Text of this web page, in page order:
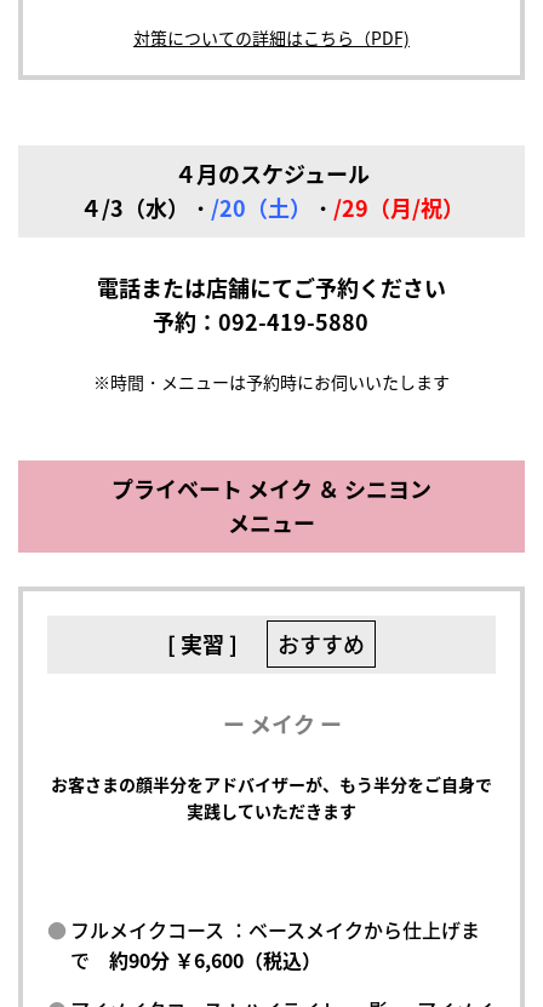
対策についての詳細はこちら（PDF)
４月のスケジュール
４/3（水）
・ /20（土） ・ /29（月/祝）
電話または店舗にてご予約ください
予約： 092-419-5880
※時間・メニューは予約時にお伺いいたします
プライベート メイク ＆ シニヨン
メニュー
[ 実習 ] おすすめ
ー メイク ー
お客さまの顔半分をアドバイザーが、もう半分をご自身で
実践していただきます
フルメイクコース ：ベースメイクから仕上げま
で約90分 ￥6,600（税込）